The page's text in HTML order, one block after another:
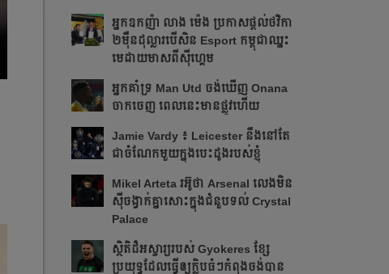
អ្នក​ឧកញ៉ា លាង ម៉េង ​ប្រកាស​ផ្ដល់​ថវិកា​
២​ម៉ឺន​ដុល្លារ​បើ​សិន​​ Esport កម្ពុជា​​ឈ្នះ​​
មេដាយ​មាស​ពី​ស៊ីហ្គេម​
អ្នក​គាំទ្រ Man Utd ចង់​ឃើញ Onana
ចាកចេញ​ ពេលនេះ​មាន​ផ្លូវ​ហើយ​​
Jamie Vardy ៖ Leicester នឹង​នៅ​តែ​
ជា​ចំណែក​មួយ​ក្នុង​បេះដូង​របស់​ខ្ញុំ​
Mikel Arteta ​រអ៊ូ​ថា​​ Arsenal លេង​មិន​
ស៊ី​ចង្វាក់​គ្នា​​សោះ​ក្នុង​ជំនួប​ទល់ Crystal
Palace
​ស្ថិតិ​ដ៏​អស្ចារ្យ​​របស់ Gyokeres ខ្សែ​
ប្រយុទ្ធ​ដែល​​ធ្វើ​ឲ្យ​ក្លិប​ធំៗ​កំពុង​ចង់បាន​